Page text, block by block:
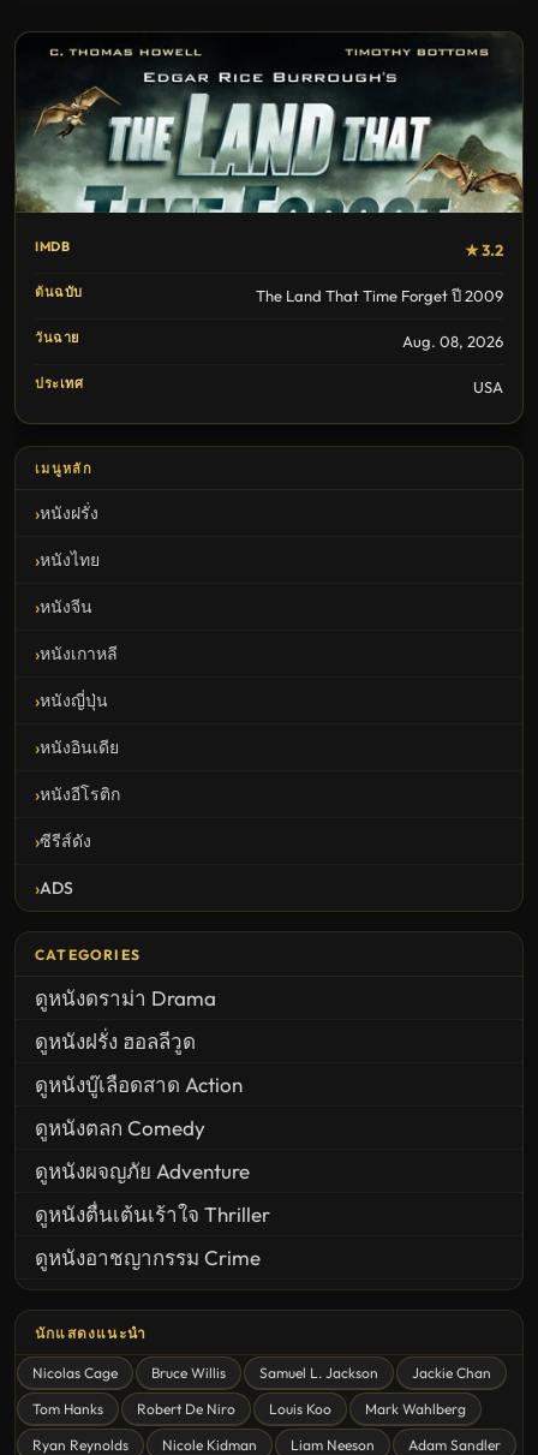
IMDB ★ 3.2
ต้นฉบับ The Land That Time Forget ปี 2009
วันฉาย Aug. 08, 2026
ประเทศ USA
เมนูหลัก
หนังฝรั่ง
หนังไทย
หนังจีน
หนังเกาหลี
หนังญี่ปุ่น
หนังอินเดีย
หนังอีโรติก
ซีรีส์ดัง
ADS
CATEGORIES
ดูหนังดราม่า Drama
ดูหนังฝรั่ง ฮอลลีวูด
ดูหนังบู๊เลือดสาด Action
ดูหนังตลก Comedy
ดูหนังผจญภัย Adventure
ดูหนังตื่นเต้นเร้าใจ Thriller
ดูหนังอาชญากรรม Crime
ดูหนังสยองขวัญ Horror
ดูหนังโรแมนติก Romance
หนังชีวิต
นักแสดงแนะนำ
Nicolas Cage Bruce Willis Samuel L. Jackson
Jackie Chan
Tom Hanks
Robert De Niro Louis Koo
Mark Wahlberg
Ryan Reynolds
Nicole Kidman Liam Neeson
Adam Sandler